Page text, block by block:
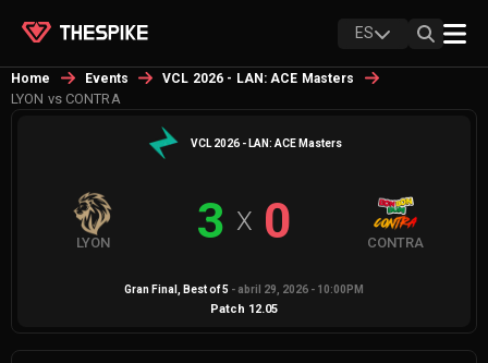
ES
Home Events VCL 2026 - LAN: ACE Masters
LYON vs CONTRA
VCL 2026 - LAN: ACE Masters
LYON 3 X 0 CONTRA
Gran Final , Best of5 - abril 29, 2026 - 10:00PM
Patch 12.05